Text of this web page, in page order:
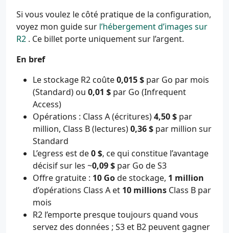
Si vous voulez le côté pratique de la configuration,
voyez mon guide sur l’hébergement d’images sur
R2 . Ce billet porte uniquement sur l’argent.
En bref
Le stockage R2 coûte0,015 $ par Go par mois
(Standard) ou 0,01 $ par Go (Infrequent
Access)
Opérations : Class A (écritures)4,50 $ par
million, Class B (lectures)0,36 $ par million sur
Standard
L’egress est de0 $, ce qui constitue l’avantage
décisif sur les ~0,09 $ par Go de S3
Offre gratuite : 10 Gode stockage, 1 million
d’opérations Class A et 10 millions Class B par
mois
R2 l’emporte presque toujours quand vous
servez des données ; S3 et B2 peuvent gagner